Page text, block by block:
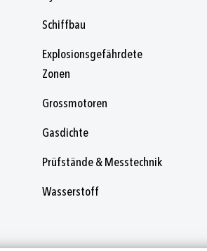
Schiffbau
Explosionsgefährdete
Zonen
Grossmotoren
Gasdichte
Prüfstände & Messtechnik
Wasserstoff